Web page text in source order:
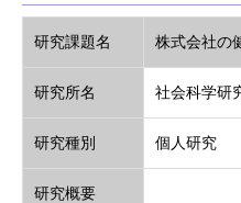
研究課題名 株式会社の
研究所名 社会科学研
研究種別 個人研究
研究概要